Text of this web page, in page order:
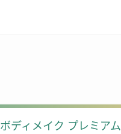
ボディメイク プレミアム